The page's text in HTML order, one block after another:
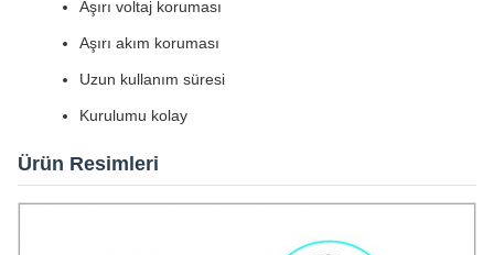
Aşırı voltaj koruması
Aşırı akım koruması
Uzun kullanım süresi
Kurulumu kolay
Ürün Resimleri